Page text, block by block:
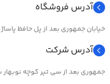
آدرس فروشگاه
خیابان جمهوری بعد از پل حافظ پاساژ
آدرس شرکت
جمهوری بعد از سی تیر کوچه نوبهار